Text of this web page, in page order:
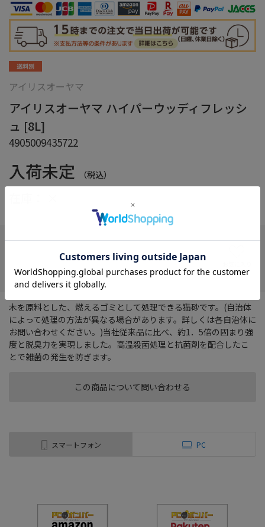
アイリスオーヤマ
アイリスオーヤマ ハイパーウッディフレッシ
ュ [8L]
4905009435722
入荷未定 （税込）
この商品について問い合わせる
在庫がありません
木を原料とした、燃えるゴミとして処理できる猫砂です。(自治体
によって処理の方法が異なる場合があります。詳しくは各自治体に
お問い合わせください。)当社従来品に比べ、約1．5倍の固まり強
度と脱臭力を実現しました。高温殺菌処理と抗菌剤を配合したこ
とで雑菌の発生を防ぎます。
スマートフォン PC